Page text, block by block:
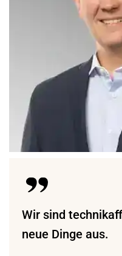
Wir sind
neue Dinge aus.